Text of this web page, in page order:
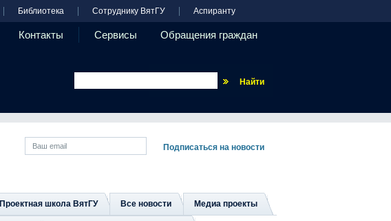
Библиотека Сотруднику ВятГУ Аспиранту
Контакты Сервисы Обращения граждан
Проектная школа ВятГУ Все новости Медиа проекты